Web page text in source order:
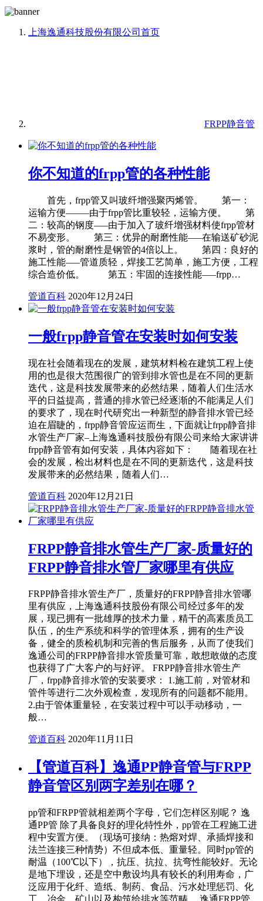
上海逸通科技股份有限公司 首页
FRPP静音管
你不知道的frpp管的各种性能
首先，frpp管又叫玻纤增强聚丙烯管。 第一：
运输方便——–由于frpp管比重较轻，运输方便。 第
二：较高的钢度—–由于加入了玻纤增强材料使frpp管材
不易变形。 第三：优异的耐磨性能—–在输送矿砂泥
浆时，管的耐磨性是钢管的4倍以上。 第四：良好的
施工性能—–管道质轻，焊接工艺简单，施工方便，工程
综合造价低。 第五：牢固的连接性能—–frpp…
管道百科 2020年12月24日
一般frpp静音管在安装时如何安装
现在社会随着现在的发展，建筑材料检在建筑工程上使
用的也是很大范围很广的管到排水管也是在不同的更新
迭代，这是科技发展带来的必然结果，随着人们生活水
平的日益提高，普通的排水管已经逐渐的不能满足人们
的要求了，现在时代研究出一种新型的静音排水管已经
迫在眉睫的，frpp静音管应运而生，下面就让frpp静音排
水管生产厂家–上海逸通科技股份有限公司来给大家讲讲
frpp静音管有如何安装，具体内容如下： 随着现在社
会的发展，检出材料也是在不同的更新迭代，这是科技
发展带来的必然结果，随着人们…
管道百科 2020年12月21日
FRPP静音排水管生产厂家-质量好的
FRPP静音排水管厂家哪里有供应
FRPP静音排水管生产厂，质量好的FRPP静音排水管哪
里有供应，上海逸通科技股份有限公司经过多年的发
展，现已拥有一批雄厚的技术力量，精干的高素质员工
队伍，的生产系统和科学的管理体系，拥有的生产设
备，健全的质检机制和完善的售后服务，从而了使我们
逸通公司的FRPP静音排水管质量可靠，敢想敢做的态度
也获得了广大客户的与好评。 FRPP静音排水管生产
厂，frpp静音排水管的安装要求： 1.施工前，对管材和
管件等进行二次外观检查，发现所有的问题都不能用。
2.由于管体重量轻，在安装过程中可以手动移动，一
般…
管道百科 2020年11月11日
【管道百科】逸通PP静音管与FRPP
静音管区别两字差别在哪？
pp管和FRPP管就相差两个字母，它们怎样区别呢？ 逸
通PP管 除了具备良好的理化特性外，pp管在工程施工进
程中安置方便。（现场可接纳：热熔对焊、承插焊接和
法兰连接三种情势）不但成本低、重量轻。同时pp管的
耐温（100℃以下），抗压、抗拉、抗弯性能较好。无论
是地下埋设，还是空中敷设均具有较长的利用寿命，广
泛应用于化纤、造纸、制药、食品、污水处理惩罚、化